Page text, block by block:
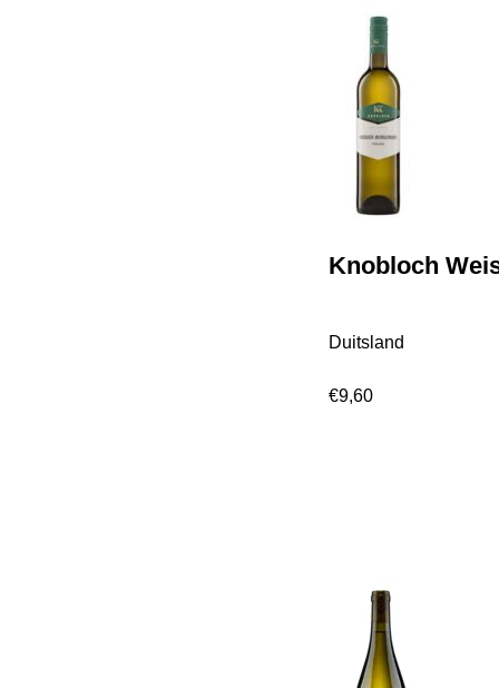
Knobloch
Duitsland
€9,60